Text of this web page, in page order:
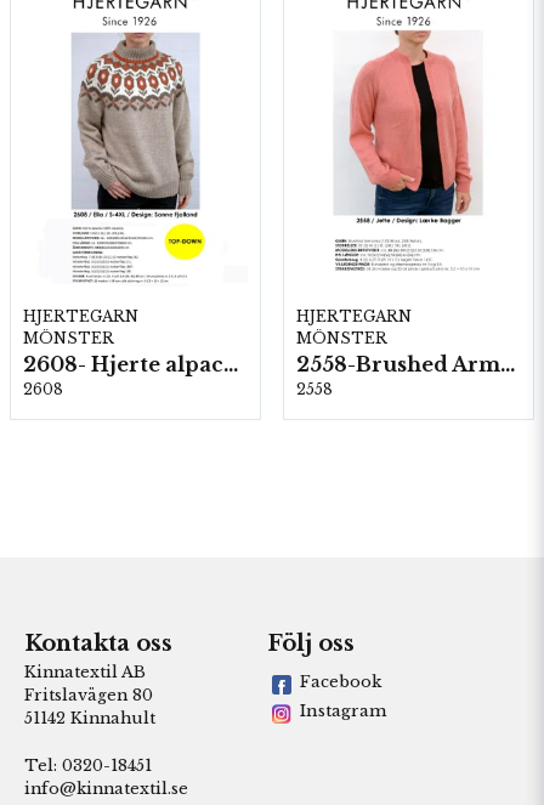
HJERTEGARN
MÖNSTER
2608- Hjerte alpacka
2608
HJERTEGARN
MÖNSTER
2558-Brushed Armonia
2558
Kontakta oss
Kinnatextil AB
Fritslavägen 80
51142 Kinnahult
Tel: 0320-18451
info@kinnatextil.se
Följ oss
Facebook
Instagram